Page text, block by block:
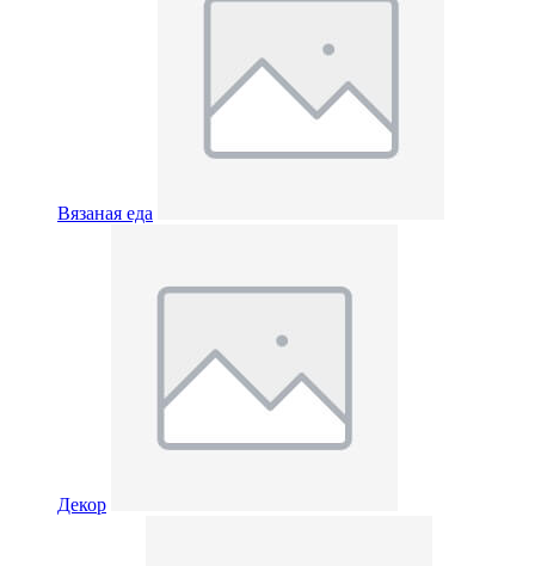
Вязаная еда
Декор